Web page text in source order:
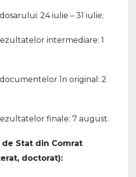
24 iulie – 31 iulie;
intermediare: 1
în original: 2
finale: 7 august.
Stat din Comrat
doctorat):